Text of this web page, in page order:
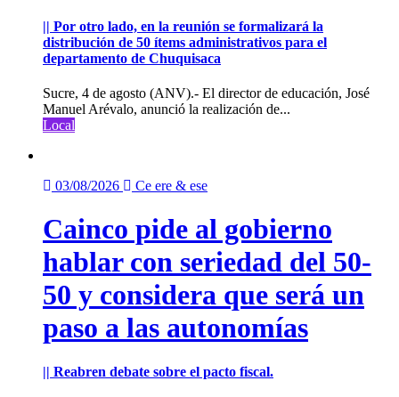
|| Por otro lado, en la reunión se formalizará la
distribución de 50 ítems administrativos para el
departamento de Chuquisaca
Sucre, 4 de agosto (ANV).- El director de educación, José
Manuel Arévalo, anunció la realización de...
Local
03/08/2026 Ce ere & ese
Cainco pide al gobierno
hablar con seriedad del 50-
50 y considera que será un
paso a las autonomías
|| Reabren debate sobre el pacto fiscal.